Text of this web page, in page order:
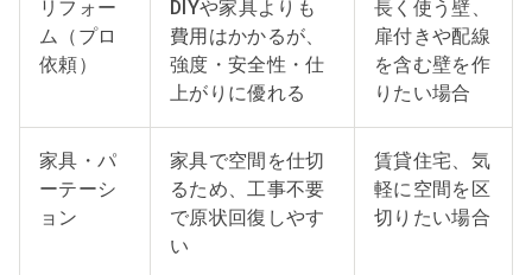
リフォー
ム（プロ
依頼）
DIYや家具よりも
費用はかかるが、
強度・安全性・仕
上がりに優れる
長く使う壁、
扉付きや配線
を含む壁を作
りたい場合
家具・パ
ーテーシ
ョン
家具で空間を仕切
るため、工事不要
で原状回復しやす
い
賃貸住宅、気
軽に空間を区
切りたい場合